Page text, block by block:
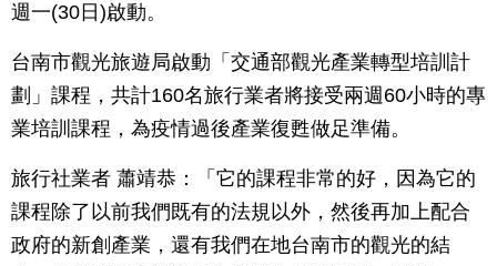
週一(30日)啟動。
台南市觀光旅遊局啟動「交通部觀光產業轉型培訓計
劃」課程，共計160名旅行業者將接受兩週60小時的專
業培訓課程，為疫情過後產業復甦做足準備。
旅行社業者 蕭靖恭：「它的課程非常的好，因為它的
課程除了以前我們既有的法規以外，然後再加上配合
政府的新創產業，還有我們在地台南市的觀光的結